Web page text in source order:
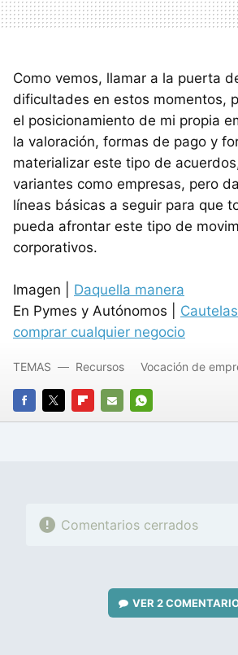
Como vemos, llamar a la puerta
dificultades en estos momentos,
el posicionamiento de mi propia
la valoración, formas de pago y
materializar este tipo de
variantes como empresas, pero
líneas básicas a seguir para que
pueda afrontar este tipo de
corporativos.
Imagen | Daquella manera
En Pymes y Autónomos |
comprar cualquier negocio
FACEBOOK
TWITTERFLIPBOARD
E-
WHATSAPP
TEMAS Recursos Vocación de
Comentarios cerrados
VER2